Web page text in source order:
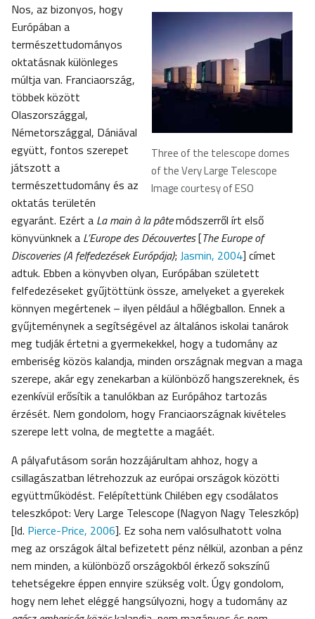
Three of the telescope domes
of the Very Large Telescope
Image courtesy of ESO
Nos, az bizonyos, hogy
Európában a
természettudományos
oktatásnak különleges
múltja van. Franciaország,
többek között
Olaszországgal,
Németországgal, Dániával
együtt, fontos szerepet
játszott a
természettudomány és az
oktatás területén
egyaránt. Ezért a La main à la pâtemódszerről írt első
könyvünknek a L’Europe des Découvertes[The Europe of
Discoveries (A felfedezések Európája); Jasmin, 2004] címet
adtuk. Ebben a könyvben olyan, Európában született
felfedezéseket gyűjtöttünk össze, amelyeket a gyerekek
könnyen megértenek – ilyen például a hőlégballon. Ennek a
gyűjteménynek a segítségével az általános iskolai tanárok
meg tudják értetni a gyermekekkel, hogy a tudomány az
emberiség közös kalandja, minden országnak megvan a maga
szerepe, akár egy zenekarban a különböző hangszereknek, és
ezenkívül erősítik a tanulókban az Európához tartozás
érzését. Nem gondolom, hogy Franciaországnak kivételes
szerepe lett volna, de megtette a magáét.
A pályafutásom során hozzájárultam ahhoz, hogy a
csillagászatban létrehozzuk az európai országok közötti
együttműködést. Felépítettünk Chilében egy csodálatos
teleszkópot: Very Large Telescope (Nagyon Nagy Teleszkóp)
[ld. Pierce-Price, 2006]. Ez soha nem valósulhatott volna
meg az országok által befizetett pénz nélkül, azonban a pénz
nem minden, a különböző országokból érkező sokszínű
tehetségekre éppen ennyire szükség volt. Úgy gondolom,
hogy nem lehet eléggé hangsúlyozni, hogy a tudomány az